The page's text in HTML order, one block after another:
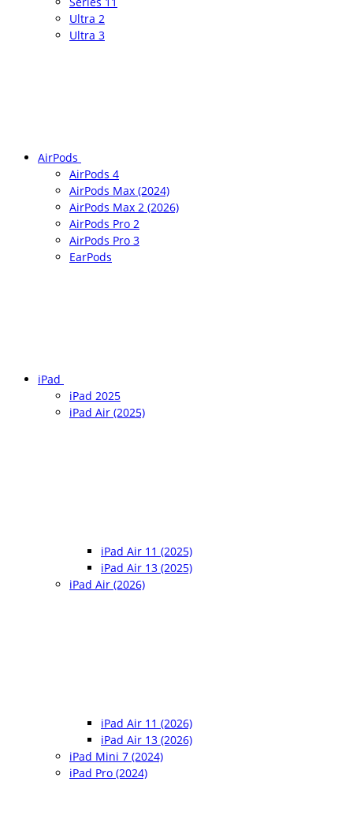
Ultra 2
Ultra 3
AirPods
AirPods 4
AirPods Max (2024)
AirPods Max 2 (2026)
AirPods Pro 2
AirPods Pro 3
EarPods
iPad
iPad 2025
iPad Air (2025)
iPad Air 11 (2025)
iPad Air 13 (2025)
iPad Air (2026)
iPad Air 11 (2026)
iPad Air 13 (2026)
iPad Mini 7 (2024)
iPad Pro (2024)